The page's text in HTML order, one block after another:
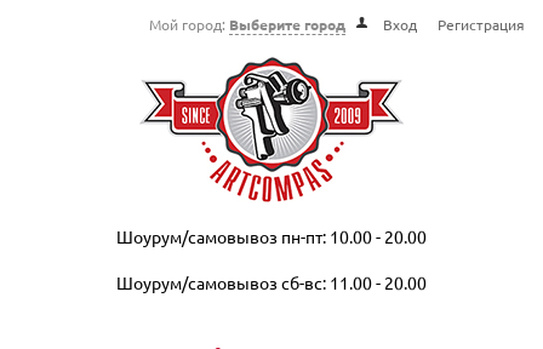
Мой город: Выберите город Вход Регистрация
Шоурум/самовывоз пн-пт: 10.00 - 20.00
Шоурум/самовывоз сб-вс: 11.00 - 20.00